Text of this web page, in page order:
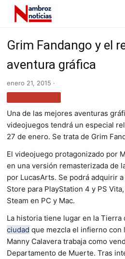
Grim Fandango y el
aventura gráfica
enero 21, 2015 ·
Una de las mejores aventuras
videojuegos tendrá un especial
27 de enero. Se trata de Grim
El videojuego protagonizado por
en una versión remasterizada de
por LucasArts. Se podrá adquirir a
Store para PlayStation 4 y PS
Steam en PC y Mac.
La historia tiene lugar en la Tierra
ciudad que mezcla el infierno con
Manny Calavera trabaja como
Departamento de Muerte. Tras